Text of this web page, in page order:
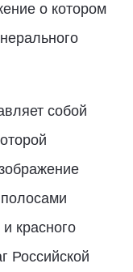
о котором
собой
красного
Российской